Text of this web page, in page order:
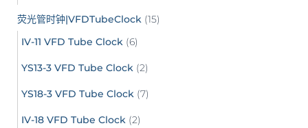
荧光管时钟|VFDTubeClock (15)
IV-11 VFD Tube Clock (6)
YS13-3 VFD Tube Clock (2)
YS18-3 VFD Tube Clock (7)
IV-18 VFD Tube Clock (2)